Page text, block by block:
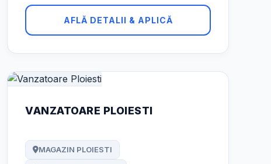
AFLĂ DETALII & APLICĂ
VANZATOARE PLOIESTI
MAGAZIN PLOIESTI